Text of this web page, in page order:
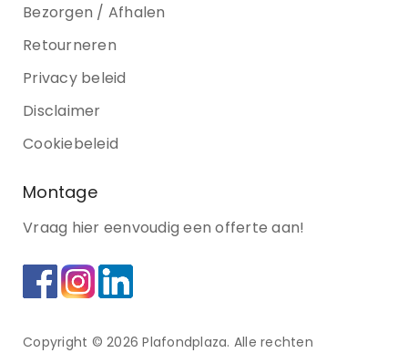
Bezorgen / Afhalen
Retourneren
Privacy beleid
Disclaimer
Cookiebeleid
Montage
Vraag hier eenvoudig een offerte aan!
Copyright © 2026 Plafondplaza. Alle rechten